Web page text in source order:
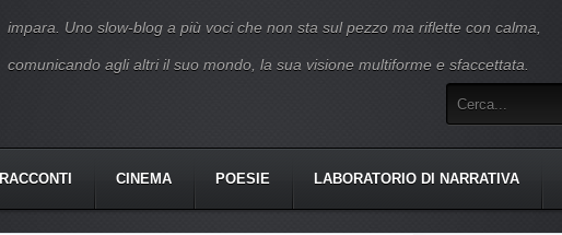
impara. Uno slow-blog a più voci che non sta sul pezzo ma riflette con calma,
comunicando agli altri il suo mondo, la sua visione multiforme e sfaccettata.
RACCONTI CINEMA POESIE LABORATORIO DI NARRATIVA